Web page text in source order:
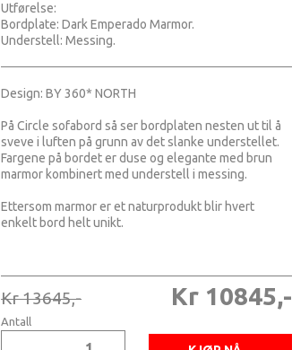
Utførelse:
Bordplate: Dark Emperado Marmor.
Understell: Messing.
Design: BY 360* NORTH
På Circle sofabord så ser bordplaten nesten ut til å
sveve i luften på grunn av det slanke understellet.
Fargene på bordet er duse og elegante med brun
marmor kombinert med understell i messing.
Ettersom marmor er et naturprodukt blir hvert
enkelt bord helt unikt.
Kr 13645,- Kr 10845,-
Antall